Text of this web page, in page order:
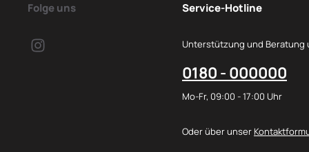
Folge uns Service-Hotline
Unterstützung und Beratung
0180 - 000000
Mo-Fr, 09:00 - 17:00 Uhr
Oder über unser